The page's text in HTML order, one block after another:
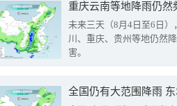
重庆云南等地降雨仍然
未来三天（8月4日至6日
川、重庆、贵州等地仍然
害。
全国仍有大范围降雨